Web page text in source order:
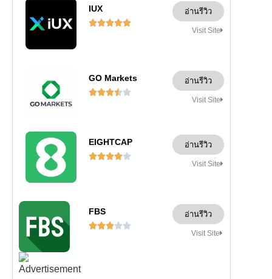
IUX

อ่านรีวิว
Visit Site
GO Markets

อ่านรีวิว
Visit Site
EIGHTCAP

อ่านรีวิว
Visit Site
FBS

อ่านรีวิว
Visit Site